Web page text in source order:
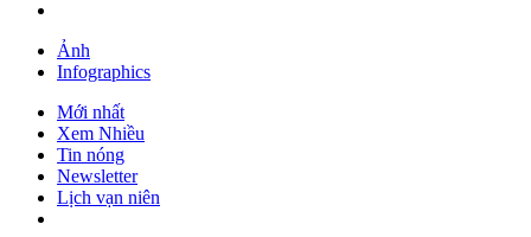
Ảnh
Infographics
Mới nhất
Xem Nhiều
Tin nóng
Newsletter
Lịch vạn niên